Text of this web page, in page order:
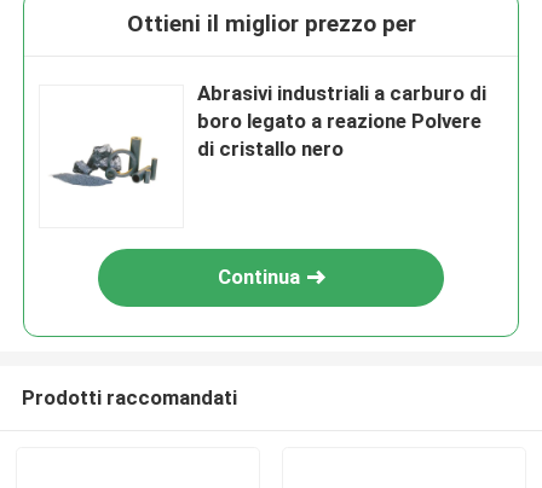
Ottieni il miglior prezzo per
Abrasivi industriali a carburo di
boro legato a reazione Polvere
di cristallo nero
Continua
Prodotti raccomandati